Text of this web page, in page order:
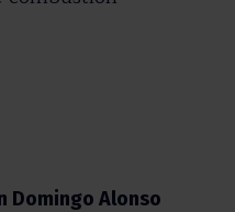
Domingo Alonso